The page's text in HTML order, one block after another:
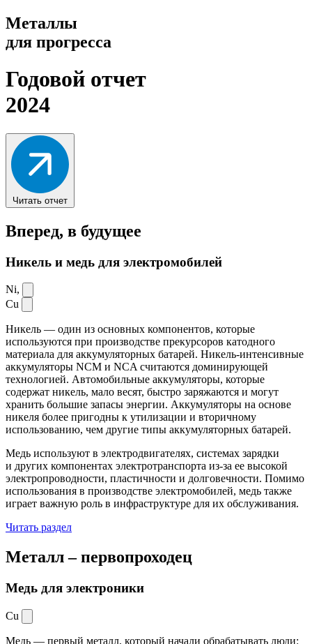
Металлы
для прогресса
Годовой отчет
2024
Читать отчет
Вперед, в будущее
Никель и медь для электромобилей
Ni,
Cu
Никель — один из основных компонентов, которые
используются при производстве прекурсоров катодного
материала для аккумуляторных батарей. Никель-интенсивные
аккумуляторы NCM и NCA считаются доминирующей
технологией. Автомобильные аккумуляторы, которые
содержат никель, мало весят, быстро заряжаются и могут
хранить большие запасы энергии. Аккумуляторы на основе
никеля более пригодны к утилизации и вторичному
использованию, чем другие типы аккумуляторных батарей.
Медь используют в электродвигателях, системах зарядки
и других компонентах электротранспорта из-за ее высокой
электропроводности, пластичности и долговечности. Помимо
использования в производстве электромобилей, медь также
играет важную роль в инфраструктуре для их обслуживания.
Читать раздел
Металл –первопроходец
Медь для электроники
Cu
Медь — первый металл, который начали обрабатывать люди: